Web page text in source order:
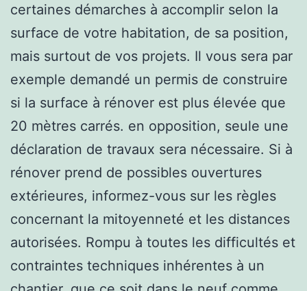
certaines démarches à accomplir selon la
surface de votre habitation, de sa position,
mais surtout de vos projets. Il vous sera par
exemple demandé un permis de construire
si la surface à rénover est plus élevée que
20 mètres carrés. en opposition, seule une
déclaration de travaux sera nécessaire. Si à
rénover prend de possibles ouvertures
extérieures, informez-vous sur les règles
concernant la mitoyenneté et les distances
autorisées. Rompu à toutes les difficultés et
contraintes techniques inhérentes à un